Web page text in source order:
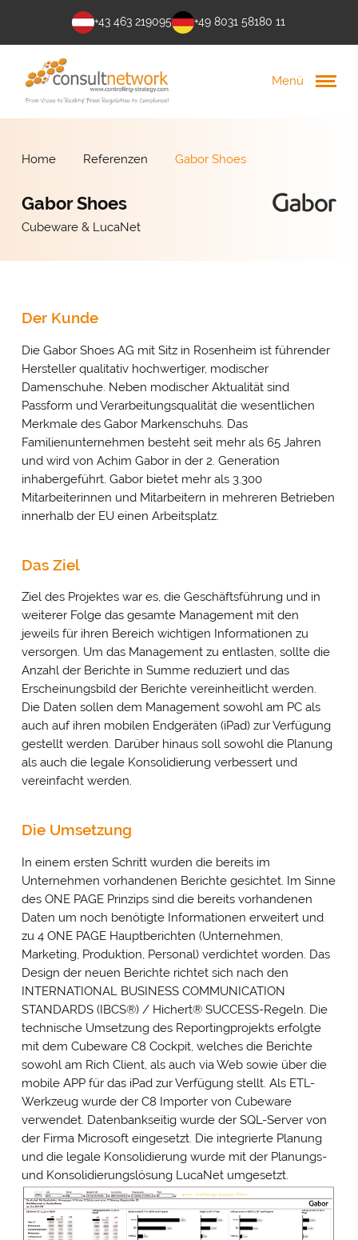
+43 463 219095 +49 8031 58180 11
Menü
Home Referenzen Gabor Shoes
Gabor Shoes
Cubeware & LucaNet
Der Kunde
Die Gabor Shoes AG mit Sitz in Rosenheim ist führender
Hersteller qualitativ hochwertiger, modischer
Damenschuhe. Neben modischer Aktualität sind
Passform und Verarbeitungsqualität die wesentlichen
Merkmale des Gabor Markenschuhs. Das
Familienunternehmen besteht seit mehr als 65 Jahren
und wird von Achim Gabor in der 2. Generation
inhabergeführt. Gabor bietet mehr als 3.300
Mitarbeiterinnen und Mitarbeitern in mehreren Betrieben
innerhalb der EU einen Arbeitsplatz.
Das Ziel
Ziel des Projektes war es, die Geschäftsführung und in
weiterer Folge das gesamte Management mit den
jeweils für ihren Bereich wichtigen Informationen zu
versorgen. Um das Management zu entlasten, sollte die
Anzahl der Berichte in Summe reduziert und das
Erscheinungsbild der Berichte vereinheitlicht werden.
Die Daten sollen dem Management sowohl am PC als
auch auf ihren mobilen Endgeräten (iPad) zur Verfügung
gestellt werden. Darüber hinaus soll sowohl die Planung
als auch die legale Konsolidierung verbessert und
vereinfacht werden.
Die Umsetzung
In einem ersten Schritt wurden die bereits im
Unternehmen vorhandenen Berichte gesichtet. Im Sinne
des ONE PAGE Prinzips sind die bereits vorhandenen
Daten um noch benötigte Informationen erweitert und
zu 4 ONE PAGE Hauptberichten (Unternehmen,
Marketing, Produktion, Personal) verdichtet worden. Das
Design der neuen Berichte richtet sich nach den
INTERNATIONAL BUSINESS COMMUNICATION
STANDARDS (IBCS®) / Hichert® SUCCESS-Regeln. Die
technische Umsetzung des Reportingprojekts erfolgte
mit dem Cubeware C8 Cockpit, welches die Berichte
sowohl am Rich Client, als auch via Web sowie über die
mobile APP für das iPad zur Verfügung stellt. Als ETL-
Werkzeug wurde der C8 Importer von Cubeware
verwendet. Datenbankseitig wurde der SQL-Server von
der Firma Microsoft eingesetzt. Die integrierte Planung
und die legale Konsolidierung wurde mit der Planungs-
und Konsolidierungslösung LucaNet umgesetzt.